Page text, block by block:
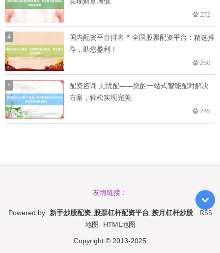
272
4
国内配资平台排名 * 全国股票配资平台：精选推
荐，助您盈利！
260
5
配资咨询 无忧配——您的一站式智能配对解决
方案，轻松实现完美
255
友情链接：
Powered by 新手炒股配资_股票杠杆配资平台_按月杠杆炒股
RSS
地图 HTML地图
Copyright © 2013-2025